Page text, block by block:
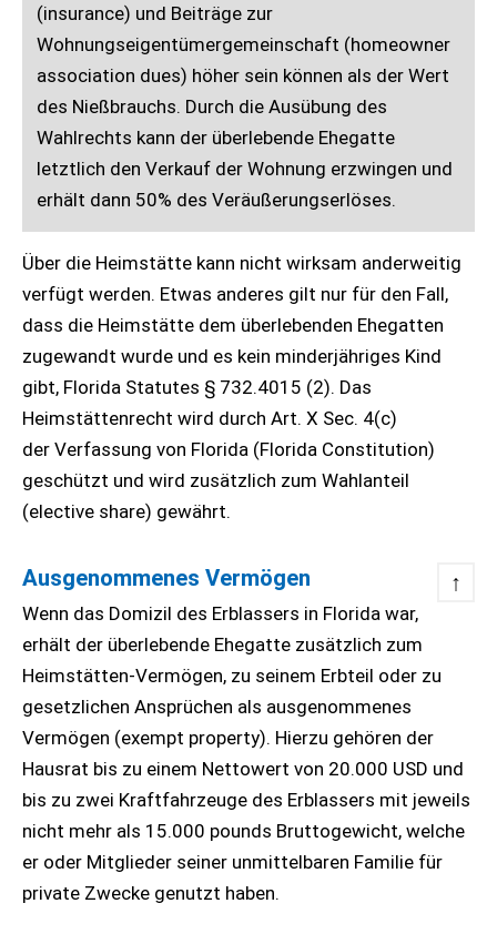
(insurance) und Beiträge zur
Wohnungseigentümergemeinschaft (homeowner
association dues) höher sein können als der Wert
des Nießbrauchs. Durch die Ausübung des
Wahlrechts kann der überlebende Ehegatte
letztlich den Verkauf der Wohnung erzwingen und
erhält dann 50% des Veräußerungserlöses.
Über die Heimstätte kann nicht wirksam anderweitig
verfügt werden. Etwas anderes gilt nur für den Fall,
dass die Heimstätte dem überlebenden Ehegatten
zugewandt wurde und es kein minderjähriges Kind
gibt, Florida Statutes § 732.4015 (2). Das
Heimstättenrecht wird durch Art. X Sec. 4(c)
der Verfassung von Florida (Florida Constitution)
geschützt und wird zusätzlich zum Wahlanteil
(elective share) gewährt.
Ausgenommenes Vermögen ↑
Wenn das Domizil des Erblassers in Florida war,
erhält der überlebende Ehegatte zusätzlich zum
Heimstätten-Vermögen, zu seinem Erbteil oder zu
gesetzlichen Ansprüchen als ausgenommenes
Vermögen (exempt property). Hierzu gehören der
Hausrat bis zu einem Nettowert von 20.000 USD und
bis zu zwei Kraftfahrzeuge des Erblassers mit jeweils
nicht mehr als 15.000 pounds Bruttogewicht, welche
er oder Mitglieder seiner unmittelbaren Familie für
private Zwecke genutzt haben.